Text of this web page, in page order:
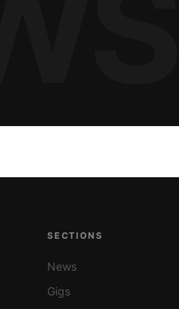
SECTIONS
News
Gigs